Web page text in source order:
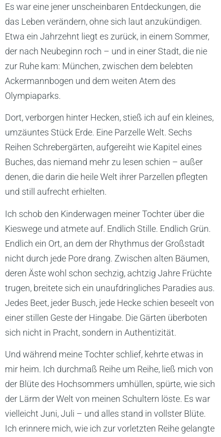
Es war eine jener unscheinbaren Entdeckungen, die
das Leben verändern, ohne sich laut anzukündigen.
Etwa ein Jahrzehnt liegt es zurück, in einem Sommer,
der nach Neubeginn roch – und in einer Stadt, die nie
zur Ruhe kam: München, zwischen dem belebten
Ackermannbogen und dem weiten Atem des
Olympiaparks.
Dort, verborgen hinter Hecken, stieß ich auf ein kleines,
umzäuntes Stück Erde. Eine Parzelle Welt. Sechs
Reihen Schrebergärten, aufgereiht wie Kapitel eines
Buches, das niemand mehr zu lesen schien – außer
denen, die darin die heile Welt ihrer Parzellen pflegten
und still aufrecht erhielten.
Ich schob den Kinderwagen meiner Tochter über die
Kieswege und atmete auf. Endlich Stille. Endlich Grün.
Endlich ein Ort, an dem der Rhythmus der Großstadt
nicht durch jede Pore drang. Zwischen alten Bäumen,
deren Äste wohl schon sechzig, achtzig Jahre Früchte
trugen, breitete sich ein unaufdringliches Paradies aus.
Jedes Beet, jeder Busch, jede Hecke schien beseelt von
einer stillen Geste der Hingabe. Die Gärten überboten
sich nicht in Pracht, sondern in Authentizität.
Und während meine Tochter schlief, kehrte etwas in
mir heim. Ich durchmaß Reihe um Reihe, ließ mich von
der Blüte des Hochsommers umhüllen, spürte, wie sich
der Lärm der Welt von meinen Schultern löste. Es war
vielleicht Juni, Juli – und alles stand in vollster Blüte.
Ich erinnere mich, wie ich zur vorletzten Reihe gelangte